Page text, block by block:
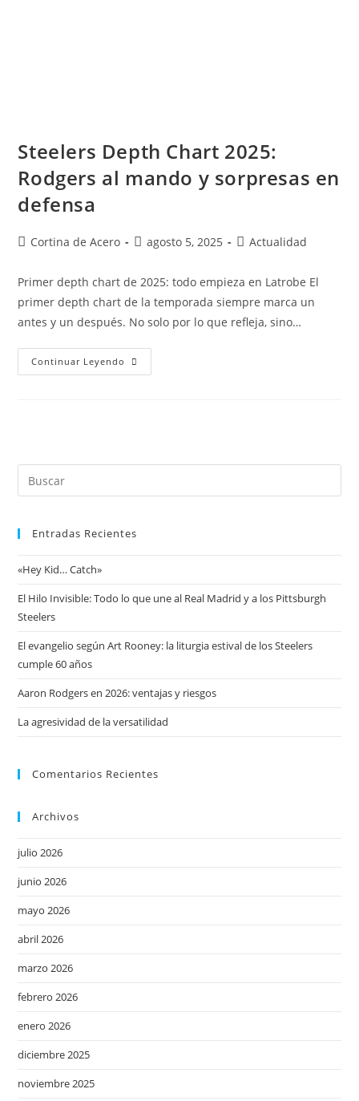
Steelers Depth Chart 2025:
Rodgers al mando y sorpresas en
defensa
Cortina de Acero agosto 5, 2025 Actualidad
Primer depth chart de 2025: todo empieza en Latrobe El
primer depth chart de la temporada siempre marca un
antes y un después. No solo por lo que refleja, sino…
Continuar Leyendo
Entradas Recientes
«Hey Kid… Catch»
El Hilo Invisible: Todo lo que une al Real Madrid y a los Pittsburgh
Steelers
El evangelio según Art Rooney: la liturgia estival de los Steelers
cumple 60 años
Aaron Rodgers en 2026: ventajas y riesgos
La agresividad de la versatilidad
Comentarios Recientes
Archivos
julio 2026
junio 2026
mayo 2026
abril 2026
marzo 2026
febrero 2026
enero 2026
diciembre 2025
noviembre 2025